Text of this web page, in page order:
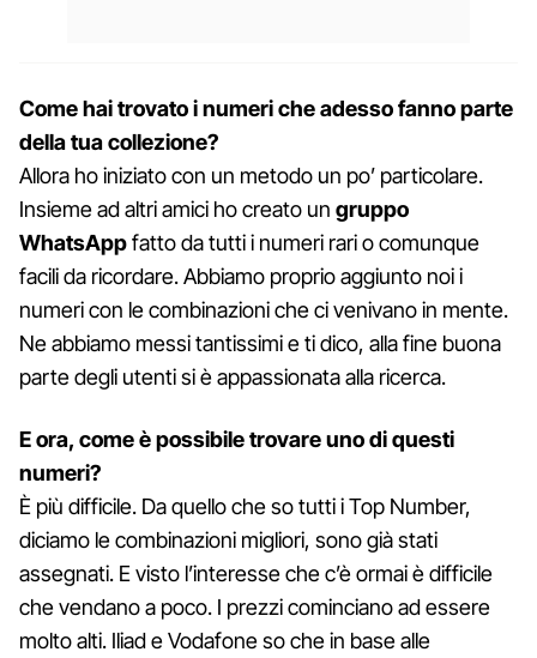
Come hai trovato i numeri che adesso fanno parte
della tua collezione?
Allora ho iniziato con un metodo un po’ particolare.
Insieme ad altri amici ho creato un gruppo
WhatsAppfatto da tutti i numeri rari o comunque
facili da ricordare. Abbiamo proprio aggiunto noi i
numeri con le combinazioni che ci venivano in mente.
Ne abbiamo messi tantissimi e ti dico, alla fine buona
parte degli utenti si è appassionata alla ricerca.
E ora, come è possibile trovare uno di questi
numeri?
È più difficile. Da quello che so tutti i Top Number,
diciamo le combinazioni migliori, sono già stati
assegnati. E visto l’interesse che c’è ormai è difficile
che vendano a poco. I prezzi cominciano ad essere
molto alti. Iliad e Vodafone so che in base alle